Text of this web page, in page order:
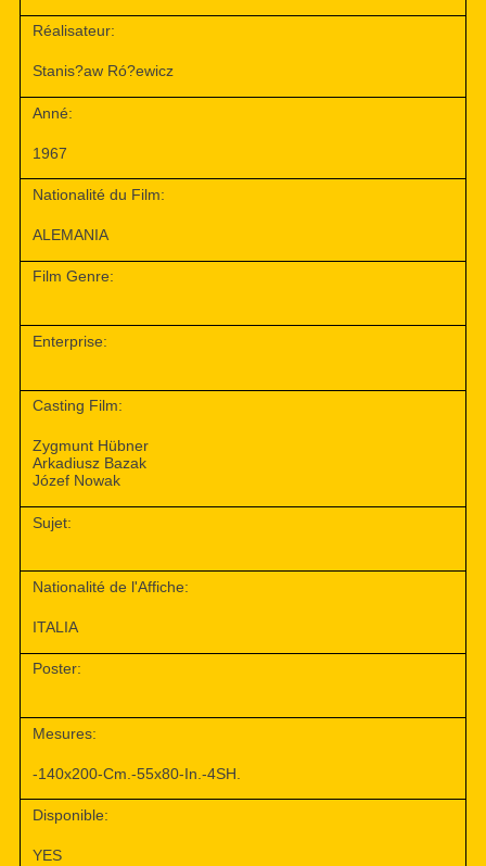
Réalisateur:
Stanis?aw Ró?ewicz
Anné:
1967
Nationalité du Film:
ALEMANIA
Film Genre:
Enterprise:
Casting Film:
Zygmunt Hübner
Arkadiusz Bazak
Józef Nowak
Sujet:
Nationalité de l'Affiche:
ITALIA
Poster:
Mesures:
-140x200-Cm.-55x80-In.-4SH.
Disponible:
YES